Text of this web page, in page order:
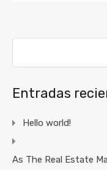
Entradas
Hello world!
As The Real Estate